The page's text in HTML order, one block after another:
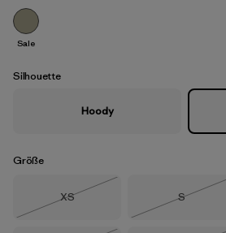
Sale
Silhouette
Hoody
Größe
Größe
XS
Größe
S